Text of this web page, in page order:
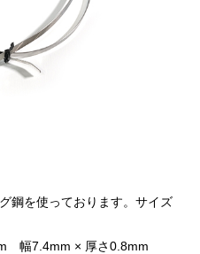
鋼を使っております。サイズ
幅7.4mm × 厚さ0.8mm